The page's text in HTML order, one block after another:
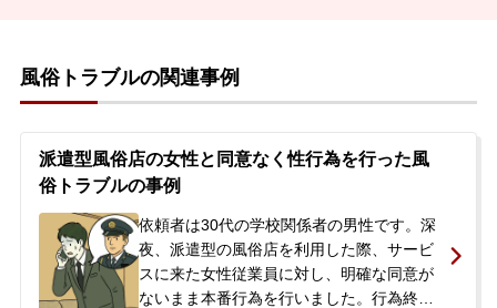
風俗トラブルの関連事例
派遣型風俗店の女性と同意なく性行為を行った風
俗トラブルの事例
依頼者は30代の学校関係者の男性です。深
夜、派遣型の風俗店を利用した際、サービ
スに来た女性従業員に対し、明確な同意が
ないまま本番行為を行いました。行為終了